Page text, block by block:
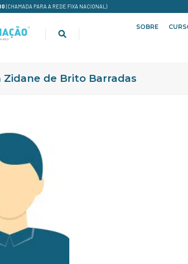
(CHAMADA PARA A REDE FIXA NACIONAL)
SOBRE
Zidane de Brito Barradas